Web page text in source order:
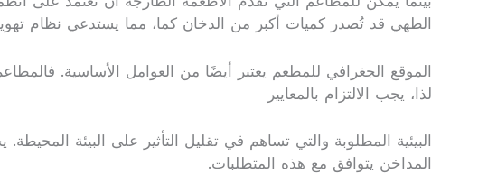
الطهي قد تُصدر كميات أكبر من الدخان كما، مما يستدعي نظام تهوية
الموقع الجغرافي للمطعم يعتبر أيضًا من العوامل الأساسية.
لذا، يجب الالتزام بالمعايير
البيئية المطلوبة والتي تساهم في تقليل التأثير على البيئة
المداخن يتوافق مع هذه المتطلبات.